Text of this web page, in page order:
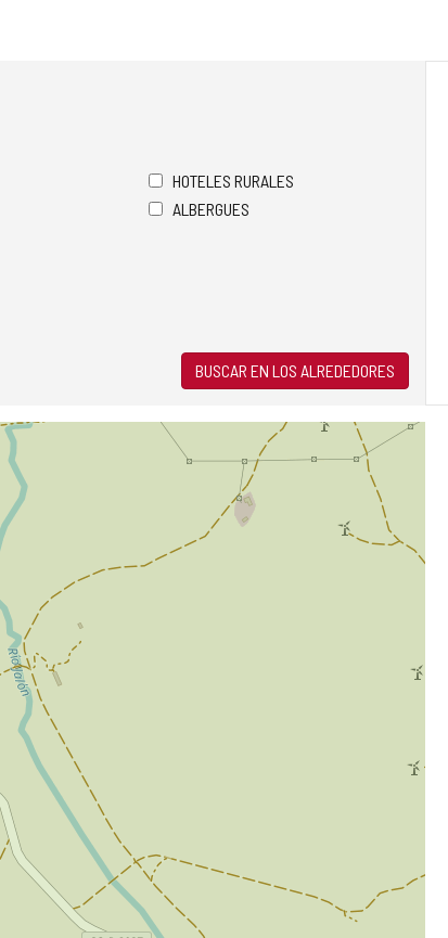
HOTELES RURALES
ALBERGUES
BUSCAR EN LOS ALREDEDORES